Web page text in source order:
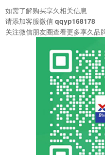
和勃起时的充盈感
挺、更有力。简单
过程中“状态更好”
如需了解购买享久相关信息
请添加客服微信 qqyp168178
关注微信朋友圈查看更多享久品